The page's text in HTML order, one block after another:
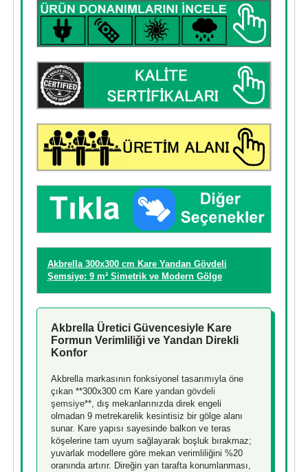
Akbrella 300x300 cm Kare Yandan Gövdeli
Şemsiye: 9 m² Simetrik ve Modern Gölge
Akbrella Üretici Güvencesiyle Kare
Formun Verimliliği ve Yandan Direkli
Konfor
Akbrella markasının fonksiyonel tasarımıyla öne
çıkan **300x300 cm Kare yandan gövdeli
şemsiye**, dış mekanlarınızda direk engeli
olmadan 9 metrekarelik kesintisiz bir gölge alanı
sunar. Kare yapısı sayesinde balkon ve teras
köşelerine tam uyum sağlayarak boşluk bırakmaz;
yuvarlak modellere göre mekan verimliliğini %20
oranında artırır. Direğin yan tarafta konumlanması,